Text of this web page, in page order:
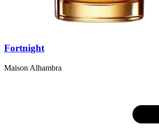
Fortnight
Maison Alhambra